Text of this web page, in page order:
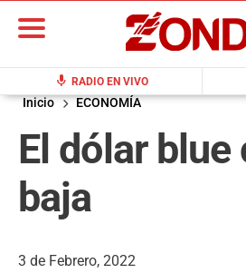
mic RADIO EN VIVO
Inicio ECONOMÍA
El dólar blue
baja
3 de Febrero, 2022